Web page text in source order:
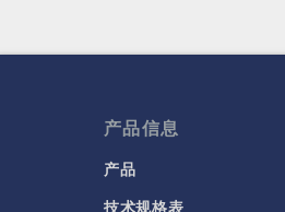
产品信息
产品
技术规格表